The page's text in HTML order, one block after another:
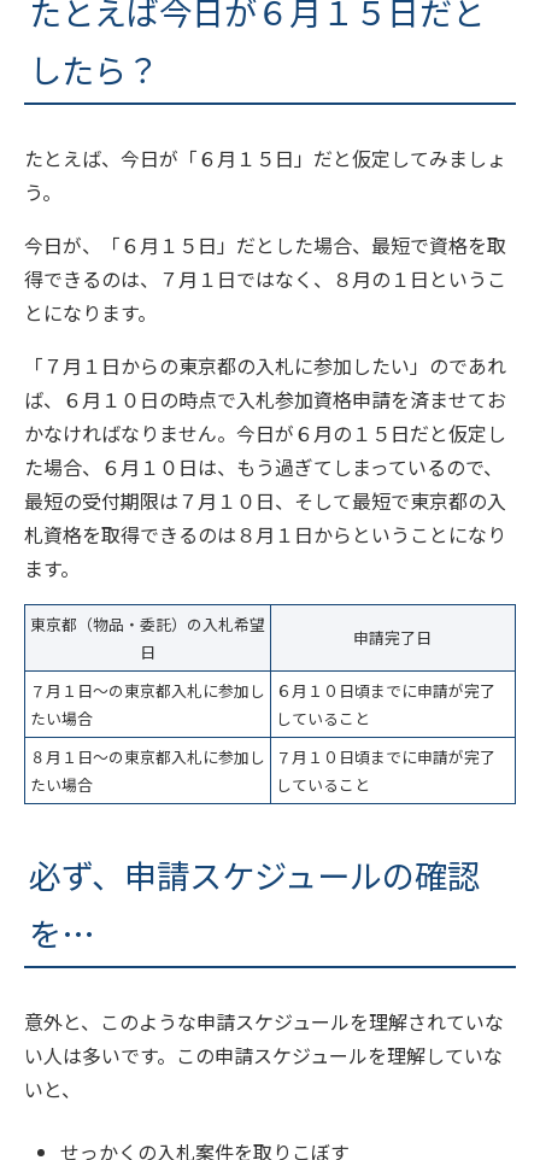
たとえば今日が６月１５日だと
したら？
たとえば、今日が「６月１５日」だと仮定してみましょ
う。
今日が、「６月１５日」だとした場合、最短で資格を取
得できるのは、７月１日ではなく、８月の１日というこ
とになります。
「７月１日からの東京都の入札に参加したい」のであれ
ば、６月１０日の時点で入札参加資格申請を済ませてお
かなければなりません。今日が６月の１５日だと仮定し
た場合、６月１０日は、もう過ぎてしまっているので、
最短の受付期限は７月１０日、そして最短で東京都の入
札資格を取得できるのは８月１日からということになり
ます。
東京都（物品・委託）の入札希望
日
申請完了日
７月１日～の東京都入札に参加し
たい場合
６月１０日頃までに申請が完了
していること
８月１日～の東京都入札に参加し
たい場合
７月１０日頃までに申請が完了
していること
必ず、申請スケジュールの確認
を…
意外と、このような申請スケジュールを理解されていな
い人は多いです。この申請スケジュールを理解していな
いと、
せっかくの入札案件を取りこぼす